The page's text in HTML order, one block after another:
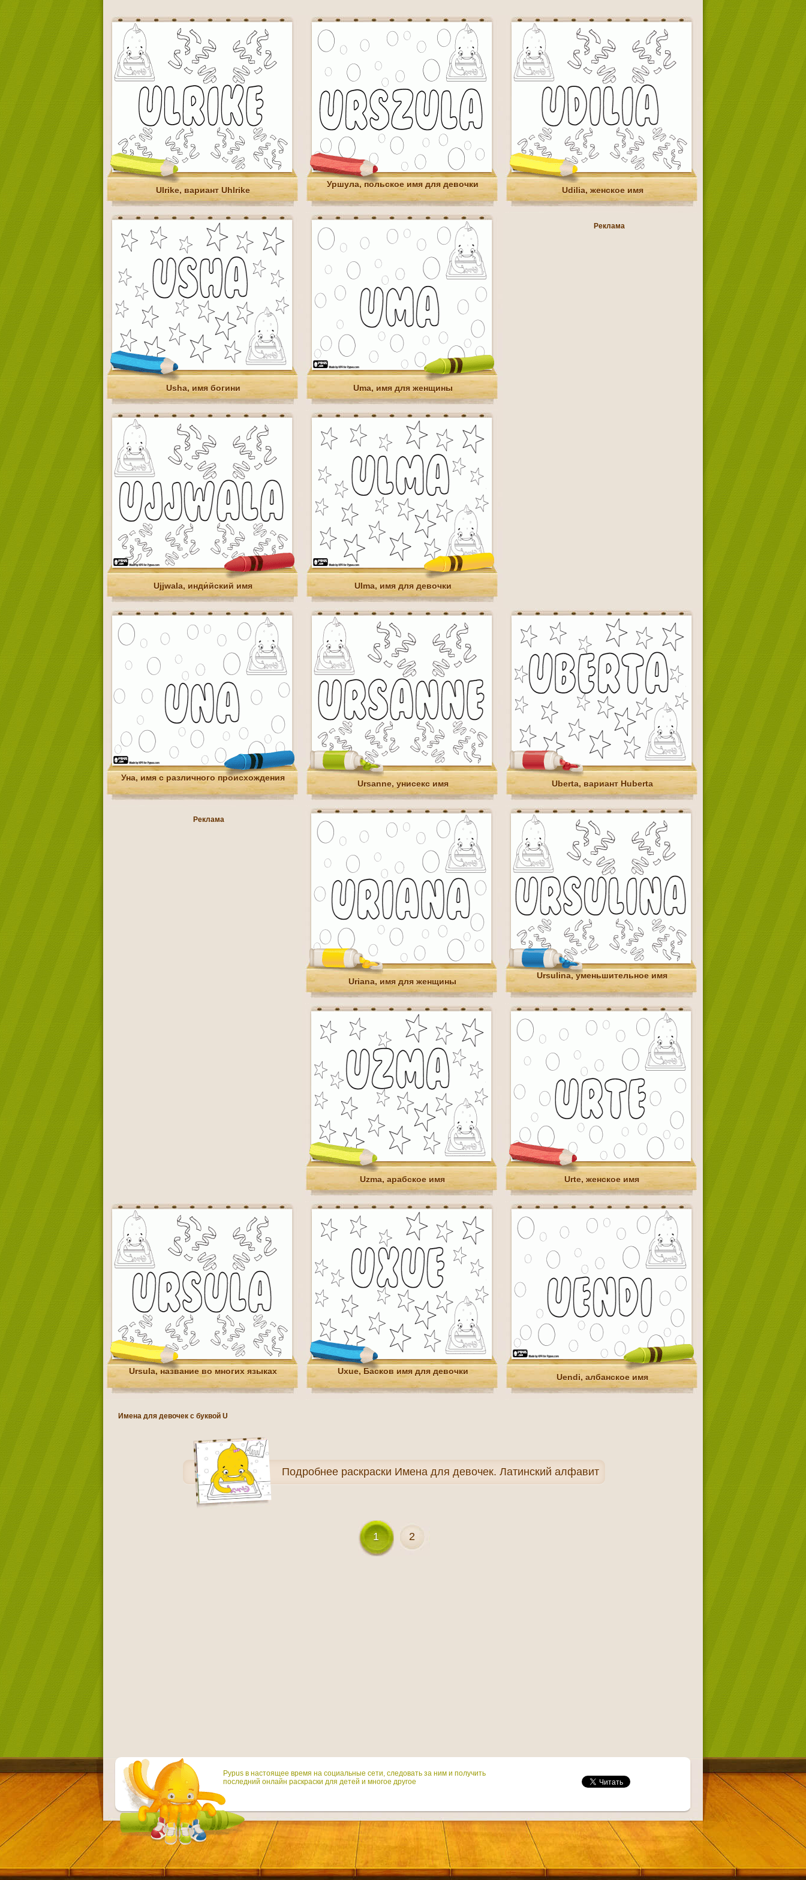
Ulrike, вариант Uhlrike
Уршула, польское имя для девочки
Udilia, женское имя
Usha, имя богини Uma, имя для женщины
Реклама
Ujjwala, инди́йский имя Ulma, имя для девочки
Уна, имя с различного происхождения
Ursanne, унисекс имя Uberta, вариант Huberta
Реклама
Uriana, имя для женщины
Ursulina, уменьшительное имя
Uzma, арабское имя Urte, женское имя
Ursula, название во многих языках Uxue, Басков имя для девочки
Uendi, албанское имя
Имена для девочек с буквой U
Подробнее раскраски Имена для девочек. Латинский алфавит
1 2
Pypus в настоящее время на социальные сети, следовать за ним и получить
последний онлайн раскраски для детей и многое другое